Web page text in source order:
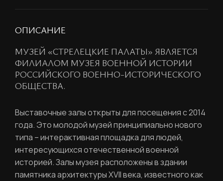
ОПИСАНИЕ
МУЗЕЙ «СТРЕЛЕЦКИЕ ПАЛАТЫ» ЯВЛЯЕТСЯ
ФИЛИАЛОМ МУЗЕЯ ВОЕННОЙ ИСТОРИИ
РОССИЙСКОГО ВОЕННО-ИСТОРИЧЕСКОГО
ОБЩЕСТВА.
Выставочные залы открыты для посещения с 2014
года. Это молодой музей принципиально нового
типа – интерактивная площадка для людей,
интересующихся отечественной военной
историей. Залы музея расположены в здании
памятника архитектуры XVII века, известного как